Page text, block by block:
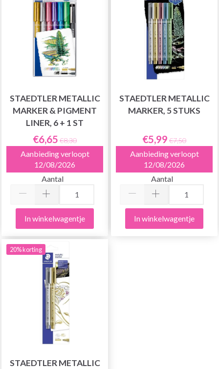
STAEDTLER METALLIC
MARKER & PIGMENT
LINER, 6 + 1 ST
€6,65 €8,30
Aanbieding verloopt
12/08/2026
Aantal
In winkelwagentje
STAEDTLER METALLIC
MARKER, 5 STUKS
€5,99 €7,50
Aanbieding verloopt
12/08/2026
Aantal
In winkelwagentje
20% korting
STAEDTLER METALLIC